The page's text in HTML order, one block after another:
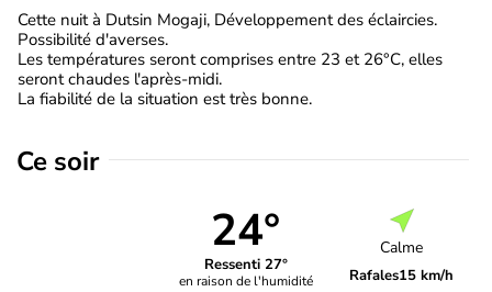
Cette nuit à Dutsin Mogaji, Développement des éclaircies.
Possibilité d'averses.
Les températures seront comprises entre 23 et 26°C, elles
seront chaudes l'après-midi.
La fiabilité de la situation est très bonne.
Ce soir
24°
Ressenti 27°
en raison de l'humidité
Calme
Rafales15 km/h